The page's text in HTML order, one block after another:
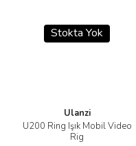
Stokta Yok
Ulanzi
U200 Ring Işık Mobil Video
Rig